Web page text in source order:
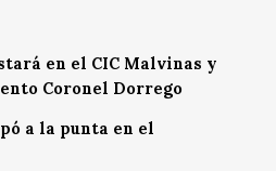
en el CIC Malvinas y
Coronel Dorrego
a la punta en el